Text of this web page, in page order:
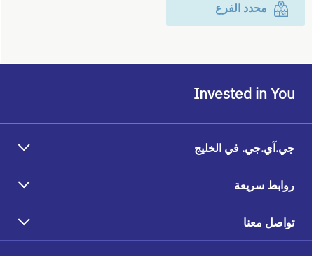
محدد الفرع
Invested in You
جي.آي.جي. في الخليج
روابط سريعة
تواصل معنا